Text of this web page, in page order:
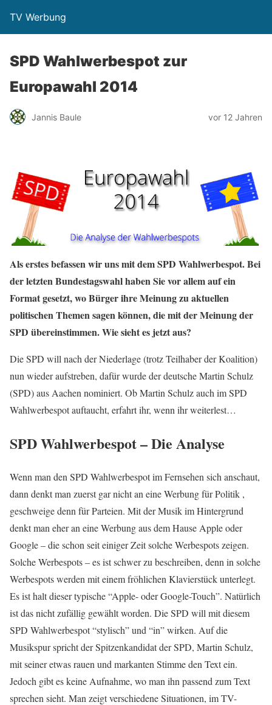
TV Werbung
SPD Wahlwerbespot zur
Europawahl 2014
Jannis Baule vor 12 Jahren
Als erstes befassen wir uns mit dem SPD Wahlwerbespot. Bei
der letzten Bundestagswahl haben Sie vor allem auf ein
Format gesetzt, wo Bürger ihre Meinung zu aktuellen
politischen Themen sagen können, die mit der Meinung der
SPD übereinstimmen. Wie sieht es jetzt aus?
Die SPD will nach der Niederlage (trotz Teilhaber der Koalition)
nun wieder aufstreben, dafür wurde der deutsche Martin Schulz
(SPD) aus Aachen nominiert. Ob Martin Schulz auch im SPD
Wahlwerbespot auftaucht, erfahrt ihr, wenn ihr weiterlest…
SPD Wahlwerbespot – Die Analyse
Wenn man den SPD Wahlwerbespot im Fernsehen sich anschaut,
dann denkt man zuerst gar nicht an eine Werbung für Politik ,
geschweige denn für Parteien. Mit der Musik im Hintergrund
denkt man eher an eine Werbung aus dem Hause Apple oder
Google – die schon seit einiger Zeit solche Werbespots zeigen.
Solche Werbespots – es ist schwer zu beschreiben, denn in solche
Werbespots werden mit einem fröhlichen Klavierstück unterlegt.
Es ist halt dieser typische “Apple- oder Google-Touch”. Natürlich
ist das nicht zufällig gewählt worden. Die SPD will mit diesem
SPD Wahlwerbespot “stylisch” und “in” wirken. Auf die
Musikspur spricht der Spitzenkandidat der SPD, Martin Schulz,
mit seiner etwas rauen und markanten Stimme den Text ein.
Jedoch gibt es keine Aufnahme, wo man ihn passend zum Text
sprechen sieht. Man zeigt verschiedene Situationen, im TV-